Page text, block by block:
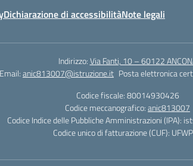
Dichiarazione di accessibilitàNote legali
Indirizzo:Via Fanti, 10 – 60122
Email:anic813007@istruzione.it Posta elettronica
Codice fiscale: 80014930426
Codice meccanografico:anic813007
Codice Indice delle Pubbliche Amministrazioni (IPA):
Codice unico di fatturazione (CUF):